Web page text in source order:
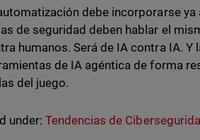
debe incorporarse
de seguridad deben hablar el
humanos. Será de IA contra IA.
de IA agéntica de forma
del juego.
under: Tendencias de